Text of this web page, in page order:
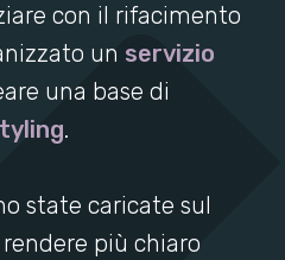
con il rifacimento
un servizio
una base di
.
state caricate sul
più chiaro